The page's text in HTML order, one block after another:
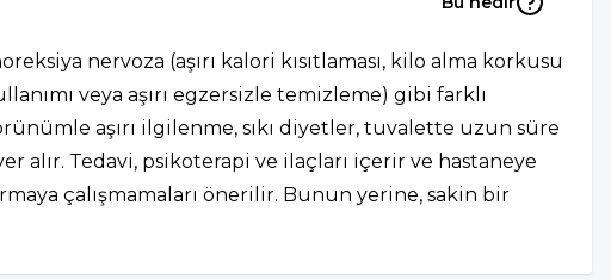
nervoza (aşırı kalori kısıtlaması, kilo alma korkusu
veya aşırı egzersizle temizleme) gibi farklı
aşırı ilgilenme, sıkı diyetler, tuvalette uzun süre
alır. Tedavi, psikoterapi ve ilaçları içerir ve hastaneye
çalışmamaları önerilir. Bunun yerine, sakin bir